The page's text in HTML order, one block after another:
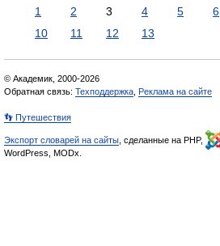
1 2 3 4 5 6
10
11 12 13
© Академик, 2000-2026
Обратная связь: Техподдержка Реклама на сайте
👣 Путешествия
Экспорт словарей на сайты , сделанные на PHP,
WordPress, MODx.